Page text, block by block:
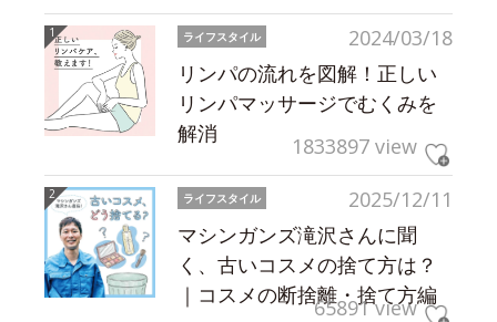
2024/03/18
ライフスタイル
リンパの流れを図解！正しい
リンパマッサージでむくみを
解消
1833897 view
2025/12/11
ライフスタイル
マシンガンズ滝沢さんに聞
く、古いコスメの捨て方は？
｜コスメの断捨離・捨て方編
65891 view